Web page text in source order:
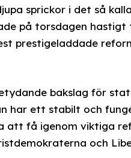
sprickor i det så
på torsdagen
prestigeladdade
bakslag för
har ett stabilt och
att få igenom viktiga
och